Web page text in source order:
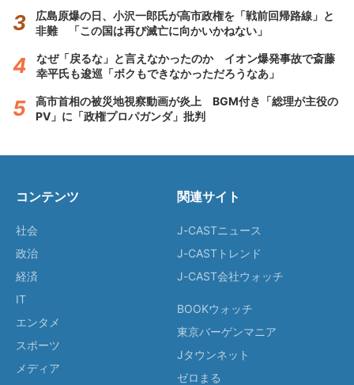
広島原爆の日、小沢一郎氏が高市政権を「戦前回帰路線」と
非難 「この国は再び滅亡に向かいかねない」
なぜ「戻るな」と言えなかったのか イオン爆発事故で斎藤
幸平氏も逡巡「ボクもできなかっただろうなあ」
高市首相の被災地視察動画が炎上 BGM付き「総理が主役の
PV」に「政権プロパガンダ」批判
コンテンツ
社会
政治
経済
IT
エンタメ
スポーツ
メディア
関連サイト
J-CASTニュース
J-CASTトレンド
J-CAST会社ウォッチ
BOOKウォッチ
東京バーゲンマニア
Jタウンネット
ゼロまる